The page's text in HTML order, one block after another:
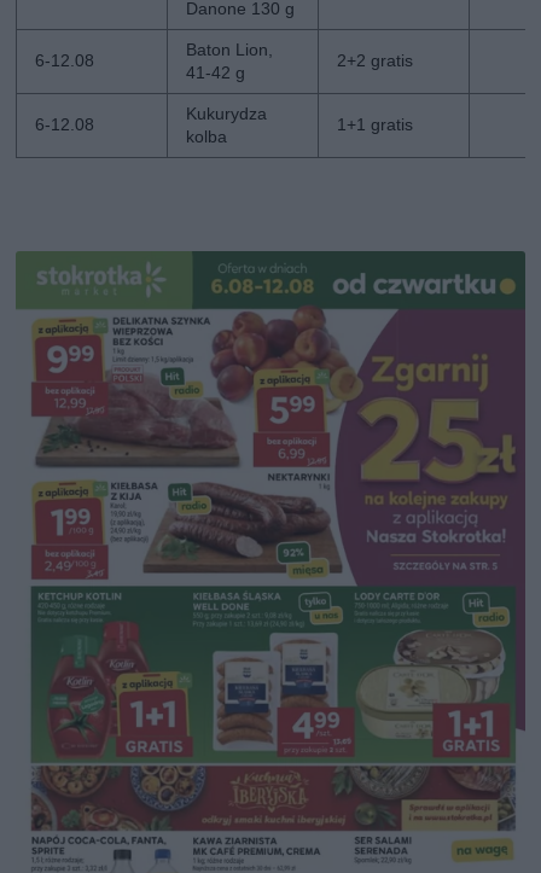
Danone 130 g
6-12.08
Baton Lion,
41-42 g
2+2 gratis
6-12.08
Kukurydza
kolba
1+1 gratis